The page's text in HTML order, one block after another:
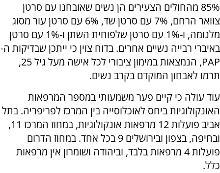
85% מהחולים הצעירים הן נשים שאובחנו עם סרטן
צוואר הרחם, 7% עם סרטן שד, 6% עם סרטן עור מסוג
מלנומה, ו-1% עם סרטן שלפוחית השתן ו-1% עם סרטן
באיברי רבייה נשיים אחרים. בדוח צוין כי ייתכן שבדיקות ה-
PAP, הנמצאות במימון ציבורי לכל אישה מעל גיל 25,
תרמו לאבחון המוקדם בקרב נשים.
עוד עולה כי קיים פער משמעותי במספר המרפאות
האונקולוגיות ביחס לאוכלוסייה בין המרכז לפריפריה. בתל
אביב פועלות 12 מרפאות אונקולוגיות, במחוז המרכז 11,
ובחיפה, בצפון ובירושלים 9 בכל אחד. במחוז הדרום
פועלות 4 מרפאות בלבד, וביהודה ושומרון אין מרפאות
כלל.